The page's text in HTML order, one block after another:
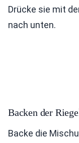
Drücke sie mit
nach unten.
Backen der
Backe die